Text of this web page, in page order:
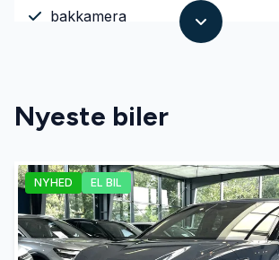
bakkamera
digitalt cockpit
el-klapbare sidespejle med varme
el-ruder
Nyeste biler
NYHED EL BIL